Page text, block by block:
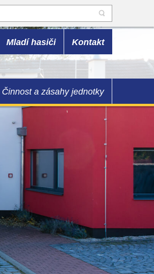
Mladí hasiči Kontakt
Činnost a zásahy jednotky